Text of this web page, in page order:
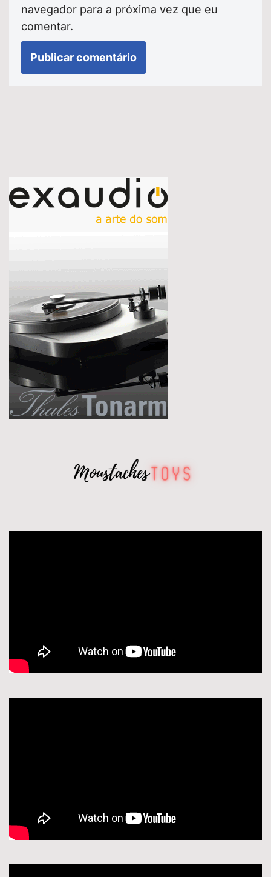
navegador para a próxima vez que eu
comentar.